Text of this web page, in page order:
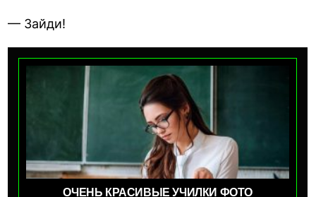
— Зайди!
ОЧЕНЬ КРАСИВЫЕ УЧИЛКИ ФОТО